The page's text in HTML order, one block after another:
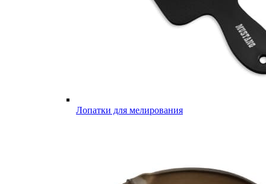
Лопатки для мелирования